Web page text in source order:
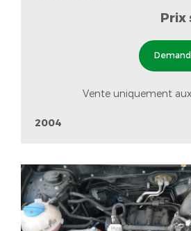
Prix
Vente uniquement
2004